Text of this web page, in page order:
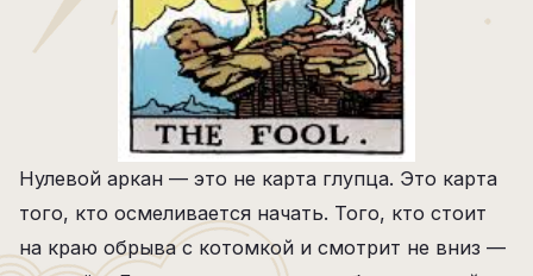
Нулевой аркан — это не карта глупца. Это карта
того, кто осмеливается начать. Того, кто стоит
на краю обрыва с котомкой и смотрит не вниз —